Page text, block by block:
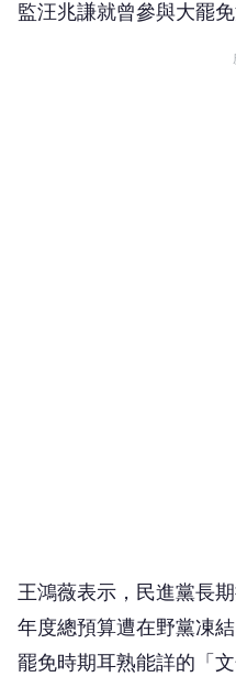
監汪兆謙就曾參與大罷免
王鴻薇表示，民進黨長
年度總預算遭在野黨凍
罷免時期耳熟能詳的「